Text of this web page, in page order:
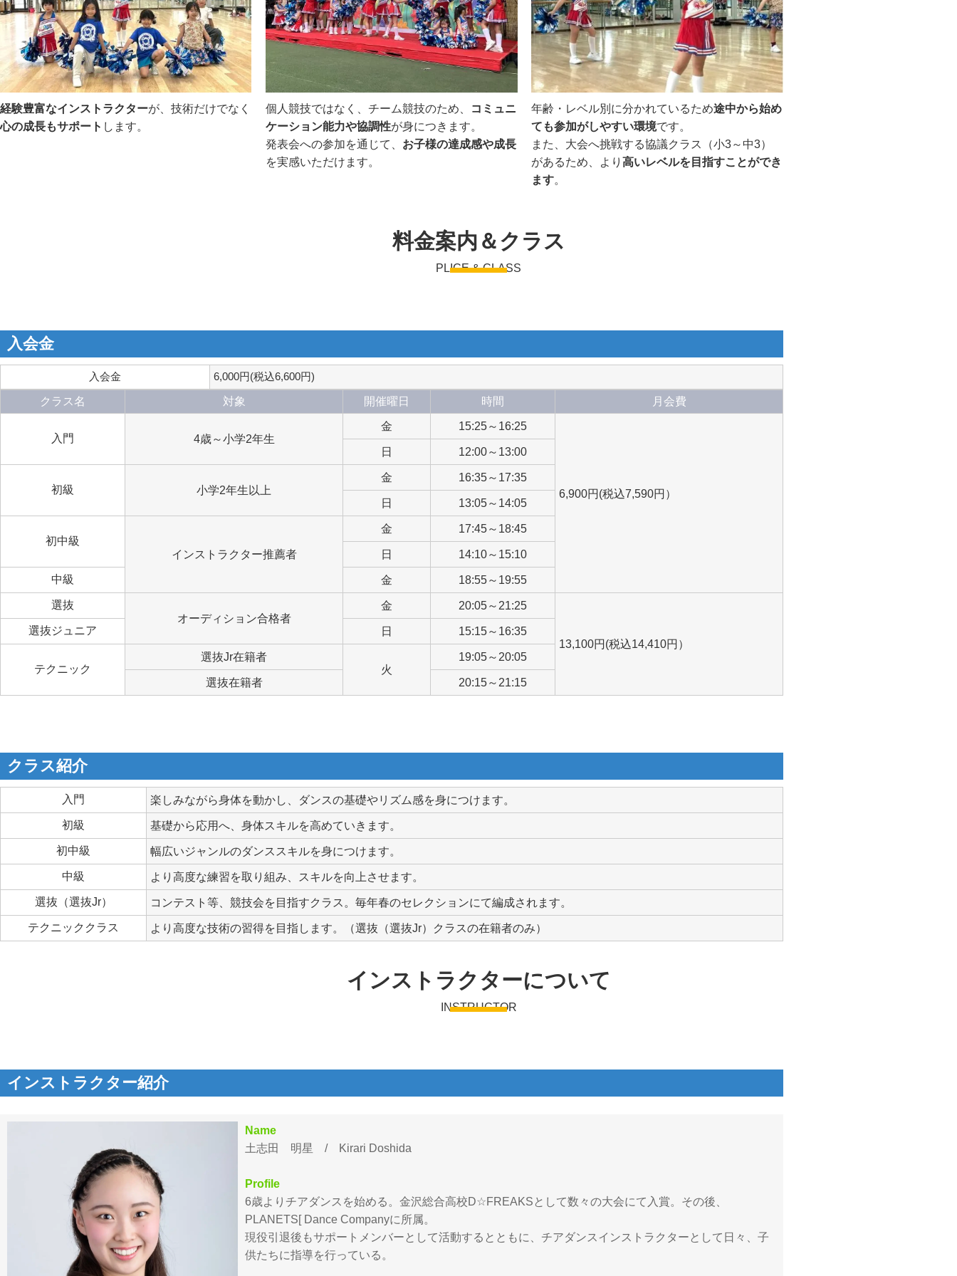
経験豊富なインストラクターが、技術だけでなく
心の成長もサポート します。
個人競技ではなく、チーム競技のため、 コミュニ
ケーション能力や協調性が身につきます。
発表会への参加を通じて、 お子様の達成感や成長
を実感いただけます。
年齢・レベル別に分かれているため途中から始め
ても参加がしやすい環境です。
また、大会へ挑戦する協議クラス（小3～中3）
があるため、より高いレベルを目指すことができ
ます
PLICE & CLASS
料金案内＆クラス
入会金
入会金 6,000円(税込6,600円)
クラス名 対象 開催曜日 時間 月会費
入門 4歳～小学2年生
金 15:25～16:25
6,900円(税込7,590円）
日 12:00～13:00
初級 小学2年生以上
金
16:35～17:35
日
13:05～14:05
初中級
インストラクター推薦者
金
17:45～18:45
日
14:10～15:10
中級
金
18:55～19:55
選抜
オーディション合格者
金 20:05～21:25
13,100円(税込14,410円）
選抜ジュニア 日 15:15～16:35
テクニック
選抜Jr在籍者
火
19:05～20:05
選抜在籍者
20:15～21:15
クラス紹介
入門
楽しみながら身体を動かし、ダンスの基礎やリズム感を身につけます。
初級
基礎から応用へ、身体スキルを高めていきます。
初中級
幅広いジャンルのダンススキルを身につけます。
中級
より高度な練習を取り組み、スキルを向上させます。
選抜（選抜Jr）
コンテスト等、競技会を目指すクラス。毎年春のセレクションにて編成されます。
テクニッククラス
より高度な技術の習得を目指します。（選抜（選抜Jr）クラスの在籍者のみ）
INSTRUCTOR
インストラクターについて
インストラクター紹介
Name
土志田 明星 / Kirari Doshida
Profile
6歳よりチアダンスを始める。金沢総合高校D☆FREAKSとして数々の大会にて入賞。その後、
PLANETS[ Dance Companyに所属。
現役引退後もサポートメンバーとして活動するとともに、チアダンスインストラクターとして日々、子
供たちに指導を行っている。